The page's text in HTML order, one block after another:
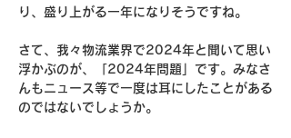
り、盛り上がる一年になりそうですね。
さて、我々物流業界で2024年と聞いて思い
浮かぶのが、「2024年問題」です。みなさ
んもニュース等で一度は耳にしたことがある
のではないでしょうか。